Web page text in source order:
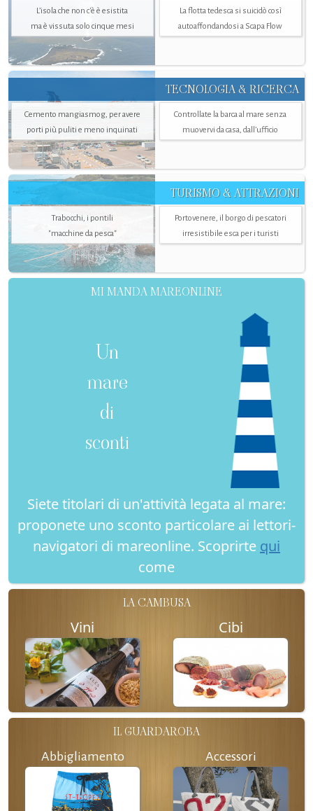
L’isola che non c'è è esistita
ma è vissuta solo cinque mesi
La flotta tedesca si suicidò così
autoaffondandosi a Scapa Flow
TECNOLOGIA & RICERCA
Cemento mangiasmog, per avere
porti più puliti e meno inquinati
Controllate la barca al mare senza
muovervi da casa, dall’ufficio
TURISMO & ATTRAZIONI
Trabocchi, i pontili
"macchine da pesca"
Portovenere, il borgo di pescatori
irresistibile esca per i turisti
MI MANDA MAREONLINE
Un
mare
di
sconti
Siete titolari di un'attività legata al mare:
proponete uno sconto particolare ai lettori-
navigatori di mareonline. Scoprirte qui
come
LA CAMBUSA
Vini Cibi
IL GUARDAROBA
Abbigliamento Accessori